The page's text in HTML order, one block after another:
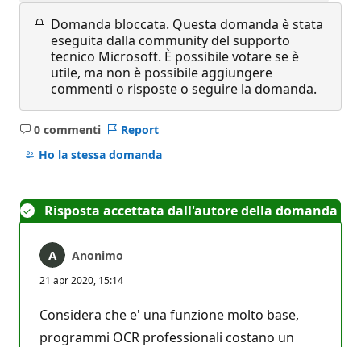
Domanda bloccata. Questa domanda è stata
eseguita dalla community del supporto
tecnico Microsoft. È possibile votare se è
utile, ma non è possibile aggiungere
commenti o risposte o seguire la domanda.
0 commenti
Nessun
commento
Report
Ho la stessa domanda
Risposta accettata dall'autore della domanda
Anonimo
21 apr 2020, 15:14
Considera che e' una funzione molto base,
programmi OCR professionali costano un